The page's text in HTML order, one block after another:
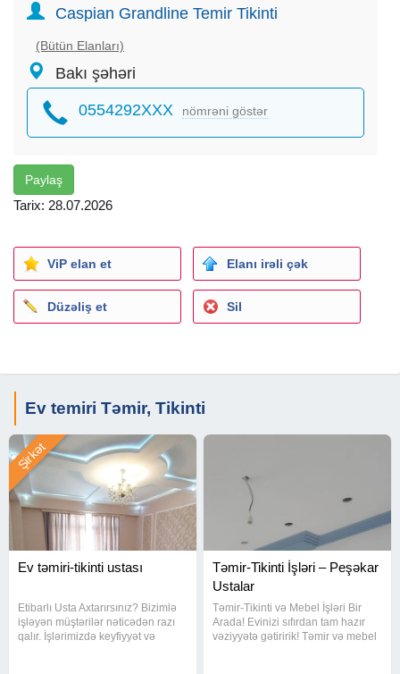
Caspian Grandline Temir Tikinti
(Bütün Elanları)
Bakı şəhəri
0554292XXX nömrəni göstər
Paylaş
Tarix: 28.07.2026
ViP elan et Elanı irəli çək
Düzəliş et Sil
Ev temiri Təmir, Tikinti
Ev təmiri-tikinti ustası
Etibarlı Usta Axtarırsınız? Bizimlə
işləyən müştərilər nəticədən razı
qalır. İşlərimizdə keyfiyyət və
Şirkət
Təmir-Tikinti İşləri – Peşəkar
Ustalar
Təmir-Tikinti və Mebel İşləri Bir
Arada! Evinizi sıfırdan tam hazır
vəziyyətə gətiririk! Təmir və mebel